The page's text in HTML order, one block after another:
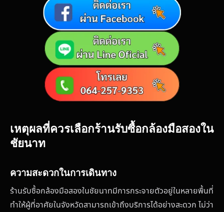
เหตุผลที่ควรเลือกร้านรับซื้อกล้องมือสองใน
ชัยนาท
ความสะดวกในการเดินทาง
ร้านรับซื้อกล้องมือสองในชัยนาทมีการกระจายตัวอยู่ในหลายพื้นที่
ทำให้ผู้ที่อาศัยในจังหวัดสามารถเข้าถึงบริการได้อย่างสะดวก ไม่ว่า